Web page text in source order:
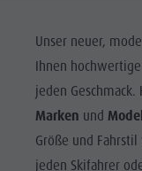
DIE
Die Dörfer
Die Dolomiten
Naturpark Fanes-
Naturpark Puez-
Kinder und
Wandern
Biken
Pilze sammeln
Anreise
Veranstaltungen
Ideen bei
Guest Pass
GSTC zertifizierte
Linkedin
Unser neuer,
Ihnen
jeden
Marken und
Größe und
jeden Skifahrer